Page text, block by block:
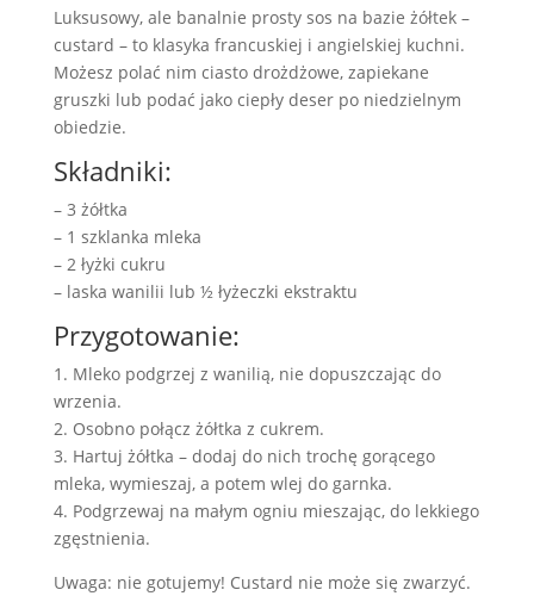
Luksusowy, ale banalnie prosty sos na bazie żółtek –
custard – to klasyka francuskiej i angielskiej kuchni.
Możesz polać nim ciasto drożdżowe, zapiekane
gruszki lub podać jako ciepły deser po niedzielnym
obiedzie.
Składniki:
– 3 żółtka
– 1 szklanka mleka
– 2 łyżki cukru
– laska wanilii lub ½ łyżeczki ekstraktu
Przygotowanie:
1. Mleko podgrzej z wanilią, nie dopuszczając do
wrzenia.
2. Osobno połącz żółtka z cukrem.
3. Hartuj żółtka – dodaj do nich trochę gorącego
mleka, wymieszaj, a potem wlej do garnka.
4. Podgrzewaj na małym ogniu mieszając, do lekkiego
zgęstnienia.
Uwaga: nie gotujemy! Custard nie może się zwarzyć.